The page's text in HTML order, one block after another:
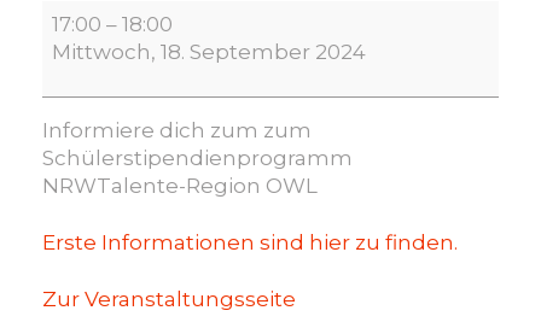
Infoveranstaltung
zum
Schülerstipendienprogramm
NRWTalente-
Region
OWL
17:00 – 18:00
Mittwoch, 18. September 2024
Informiere dich zum zum
Schülerstipendienprogramm
NRWTalente-Region OWL
Erste Informationen sind hier zu finden.
Zur Veranstaltungsseite